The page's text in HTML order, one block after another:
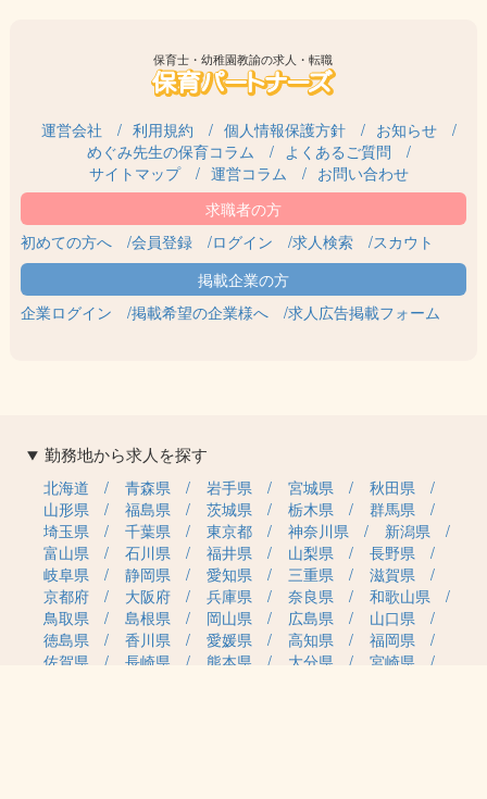
保育士・幼稚園教諭の求人・転職
運営会社 利用規約 個人情報保護方針
お知らせ
めぐみ先生の保育コラム
よくあるご質問
サイトマップ
運営コラム お問い合わせ
初めての方へ 会員登録 ログイン 求人検索 スカウト
企業ログイン 掲載希望の企業様へ 求人広告掲載フォーム
勤務地から求人を探す
北海道 青森県 岩手県 宮城県
秋田県
山形県
福島県 茨城県 栃木県
群馬県
埼玉県
千葉県 東京都 神奈川県
新潟県
富山県
石川県 福井県 山梨県
長野県
岐阜県
静岡県 愛知県 三重県
滋賀県
京都府
大阪府 兵庫県 奈良県
和歌山県
鳥取県
島根県 岡山県 広島県
山口県
徳島県
香川県 愛媛県 高知県
福岡県
佐賀県
長崎県 熊本県 大分県
宮崎県